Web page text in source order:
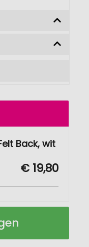
Back, wit
€ 19,80